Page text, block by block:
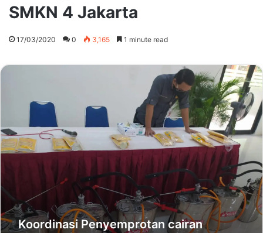
SMKN 4 Jakarta
17/03/2020 0 3,165 1 minute read
Koordinasi Penyemprotan cairan